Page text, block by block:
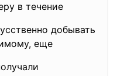
в течение
добывать
еще